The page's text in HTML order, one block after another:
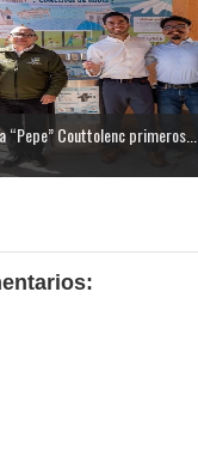
“Pepe” Couttolenc primeros...